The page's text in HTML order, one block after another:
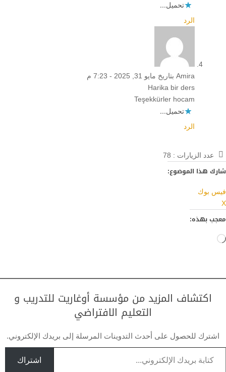
تحميل...
الرد
Amira بتاريخ مايو 31, 2025 - 7:23 م
Harika bir ders
Teşekkürler hocam
تحميل...
الرد
عدد الزيارات : 78
شارك هذا الموضوع:
فيس بوك
X
معجب بهذه:
جاري
اكتشاف المزيد من مؤسسة أوغاريت للتدريب و
التعليم الافتراضي
اشترك للحصول على أحدث التدوينات المرسلة إلى بريدك الإلكتروني.
كتابة بريدك الإلكتروني...
اشتراك